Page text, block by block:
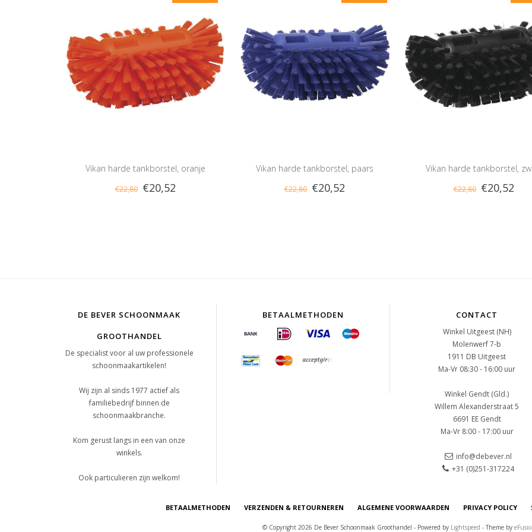
Vikan harde tankborstel, oranje
€22,80 €20,52
Vikan harde tankborstel, paars
€22,80 €20,52
Vikan harde tankborstel,
€22,80 €20,52
DE BEVER SCHOONMAAK
GROOTHANDEL
De specialist voor al uw professionele
schoonmaakartikelen!
Wij zijn al sinds 1977 actief als
familiebedrijf binnen de
schoonmaakbranche.
Kom gerust langs in een van onze
winkels.
Ook particulieren zijn welkom!
BETAALMETHODEN CONTACT
Winkel Uitgeest (NH)
Molenwerf 7-b
1911 DB Uitgeest
Ma-Vr 08:30 - 16:00 uur
Winkel Gendt (Gld.)
Willem Alexanderstraat 5
6691 EE Gendt
Ma-Vr 8:00 - 17:00 uur
info@debever.nl
+31 (0)251-317224
BETAALMETHODEN VERZENDEN & RETOURNEREN ALGEMENE VOORWAARDEN PRIVACY POLICY
© Copyright 2026 De Bever Schoonmaak Groothandel - Powered by Lightspeed - Theme by